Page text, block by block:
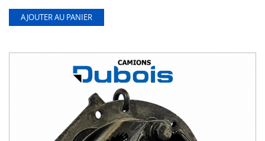
AJOUTER AU PANIER